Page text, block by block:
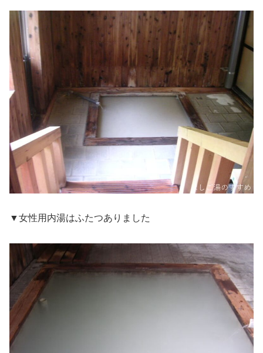
▼女性用内湯はふたつありました